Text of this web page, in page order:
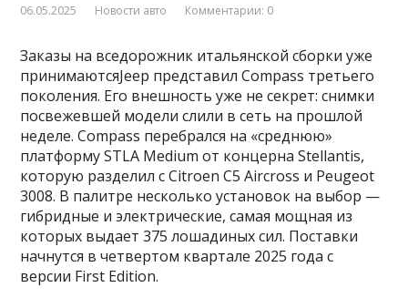
06.05.2025 Новости авто Комментарии: 0
Заказы на вседорожник итальянской сборки уже
принимаютсяJeep представил Compass третьего
поколения. Его внешность уже не секрет: снимки
посвежевшей модели слили в сеть на прошлой
неделе. Compass перебрался на «среднюю»
платформу STLA Medium от концерна Stellantis,
которую разделил с Citroen C5 Aircross и Peugeot
3008. В палитре несколько установок на выбор —
гибридные и электрические, самая мощная из
которых выдает 375 лошадиных сил. Поставки
начнутся в четвертом квартале 2025 года с
версии First Edition.